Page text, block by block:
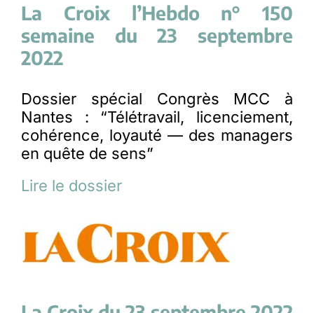
La Croix l’Hebdo n° 150
semaine du 23 septembre
2022
Dossier spécial Congrès MCC à
Nantes : “Télétravail, licenciement,
cohérence, loyauté — des managers
en quête de sens”
Lire le dossier